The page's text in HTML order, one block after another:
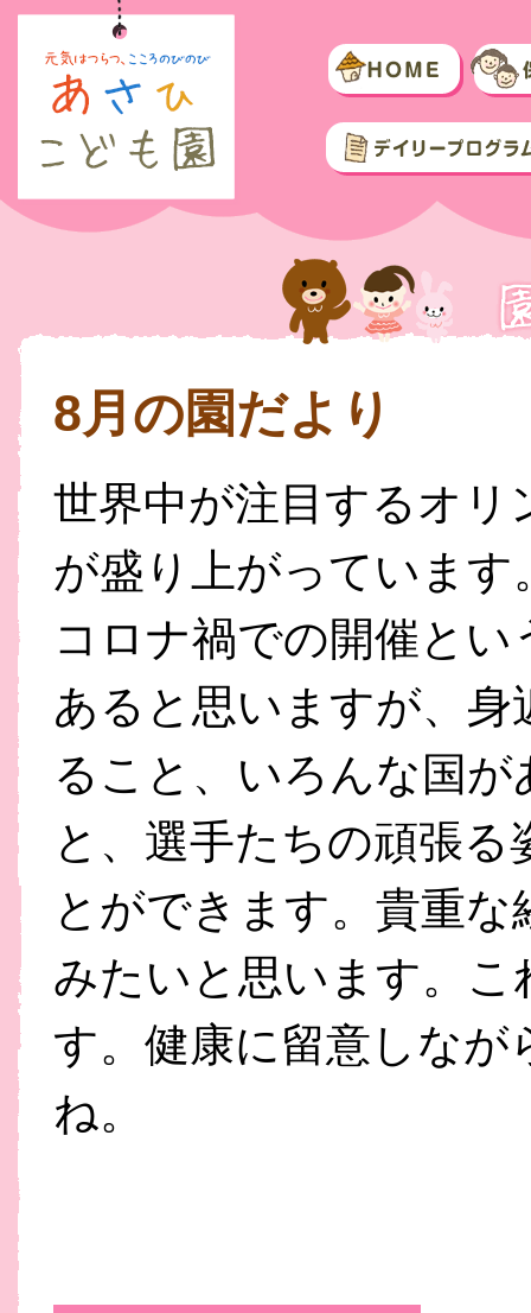
8月の園だより
世界中が注目するオリ
が盛り上がっています
コロナ禍での開催と
あると思いますが、
ること、いろんな国
と、選手たちの頑張
とができます。貴重
みたいと思います。
す。健康に留意しな
ね。